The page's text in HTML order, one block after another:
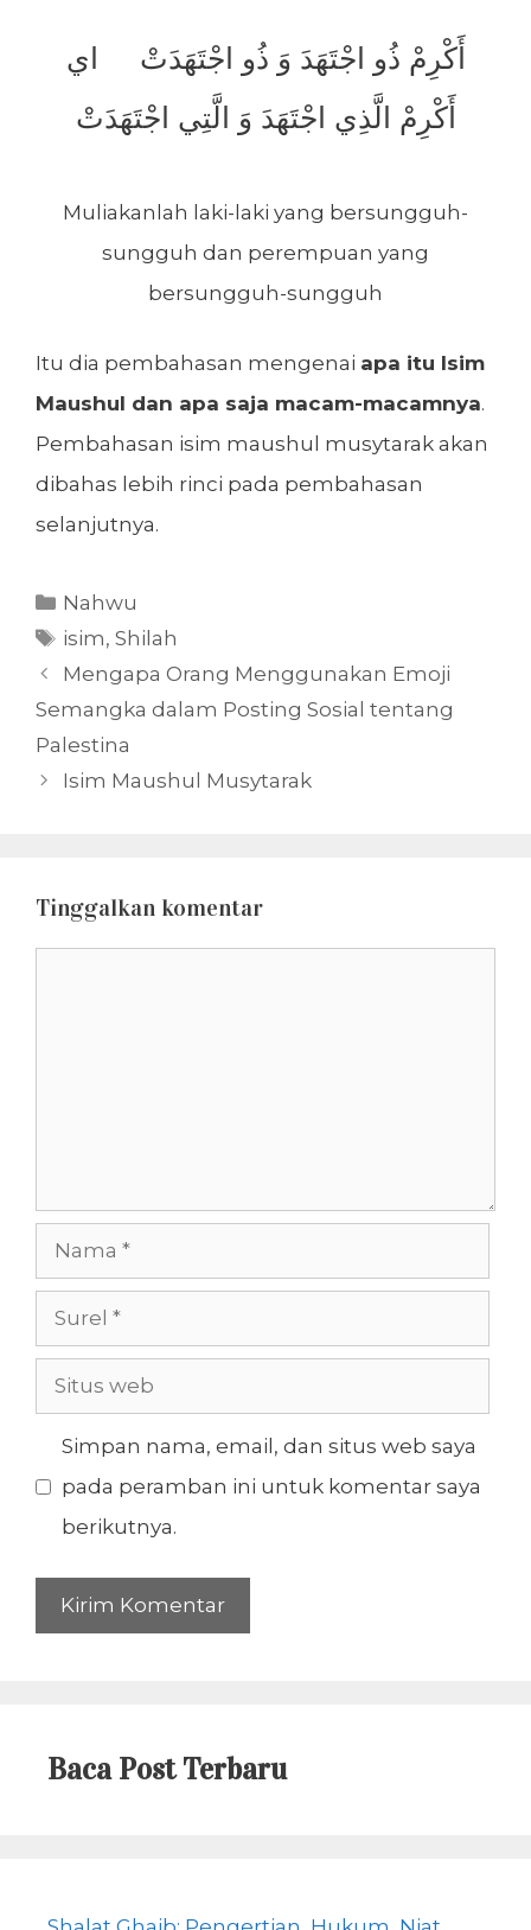
أَكْرِمْ ذُو اجْتَهَدَ وَ ذُو اجْتَهَدَتْ اي
أَكْرِمْ الَّذِي اجْتَهَدَ وَ الَّتِي اجْتَهَدَتْ
Muliakanlah laki-laki yang bersungguh-
sungguh dan perempuan yang
bersungguh-sungguh
Itu dia pembahasan mengenai apa itu Isim
Maushul dan apa saja macam-macamnya.
Pembahasan isim maushul musytarak akan
dibahas lebih rinci pada pembahasan
selanjutnya.
Kategori
Nahwu
Tag
isim,Shilah
Mengapa Orang Menggunakan Emoji
Semangka dalam Posting Sosial tentang
Palestina
Isim Maushul Musytarak
Tinggalkan komentar
Nama
Surel
Situs
web
Simpan nama, email, dan situs web saya
pada peramban ini untuk komentar saya
berikutnya.
Baca Post Terbaru